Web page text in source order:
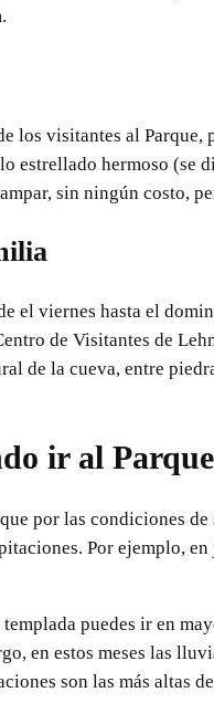
los visitantes al
estrellado hermoso (se
sin ningún costo,
el viernes hasta el
de Visitantes de
de la cueva, entre
ir al
por las condiciones
Por ejemplo,
puedes ir en
en estos meses las
son las más altas